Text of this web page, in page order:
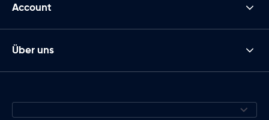
Account
Über uns